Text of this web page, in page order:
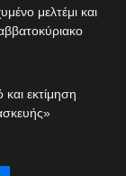
μελτέμι και
εκτίμηση